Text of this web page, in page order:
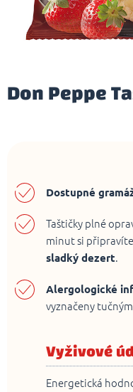
Don Peppe
Dostupné
Taštičky plné
minut si připravíte
sladký dezert.
Alergologické
vyznačeny
Vyživové
Energetická